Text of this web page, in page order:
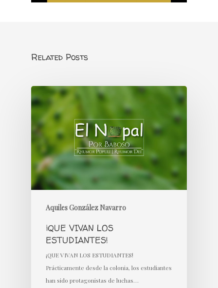
Related Posts
Aquiles González Navarro
¡QUE VIVAN LOS
ESTUDIANTES!
¡QUE VIVAN LOS ESTUDIANTES!
Prácticamente desde la colonia, los estudiantes
han sido protagonistas de luchas…